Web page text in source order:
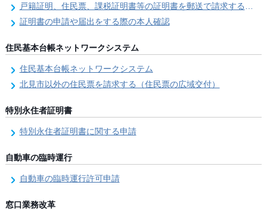
戸籍証明、住民票、課税証明書等の証明書を郵送で請求する際の本人確認
証明書の申請や届出をする際の本人確認
住民基本台帳ネットワークシステム
住民基本台帳ネットワークシステム
北見市以外の住民票を請求する（住民票の広域交付）
特別永住者証明書
特別永住者証明書に関する申請
自動車の臨時運行
自動車の臨時運行許可申請
窓口業務改革